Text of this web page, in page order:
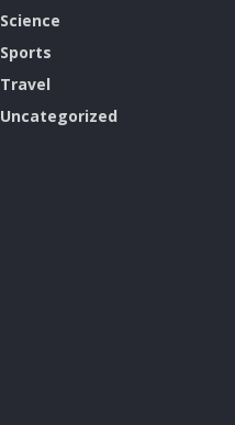
Science
Sports
Travel
Uncategorized